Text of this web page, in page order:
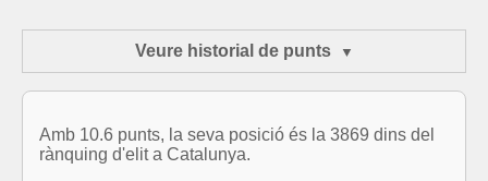
Veure historial de punts
Amb 10.6 punts, la seva posició és la 3869 dins del
rànquing d'elit a Catalunya.